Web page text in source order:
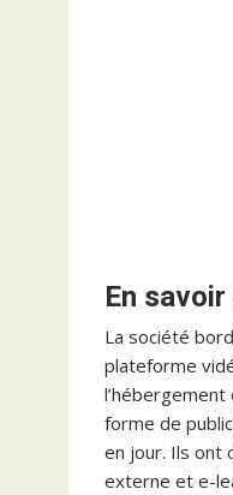
En
La société
plateforme
forme de
en jour. Ils ont
externe et e-